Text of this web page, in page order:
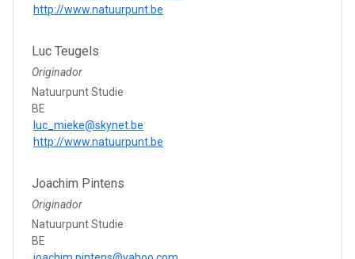
http://www.natuurpunt.be
Luc Teugels
Originador
Natuurpunt Studie
BE
luc_mieke@skynet.be
http://www.natuurpunt.be
Joachim Pintens
Originador
Natuurpunt Studie
BE